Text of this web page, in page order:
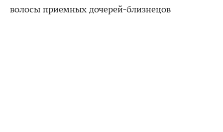
волосы приемных дочерей-близнецов